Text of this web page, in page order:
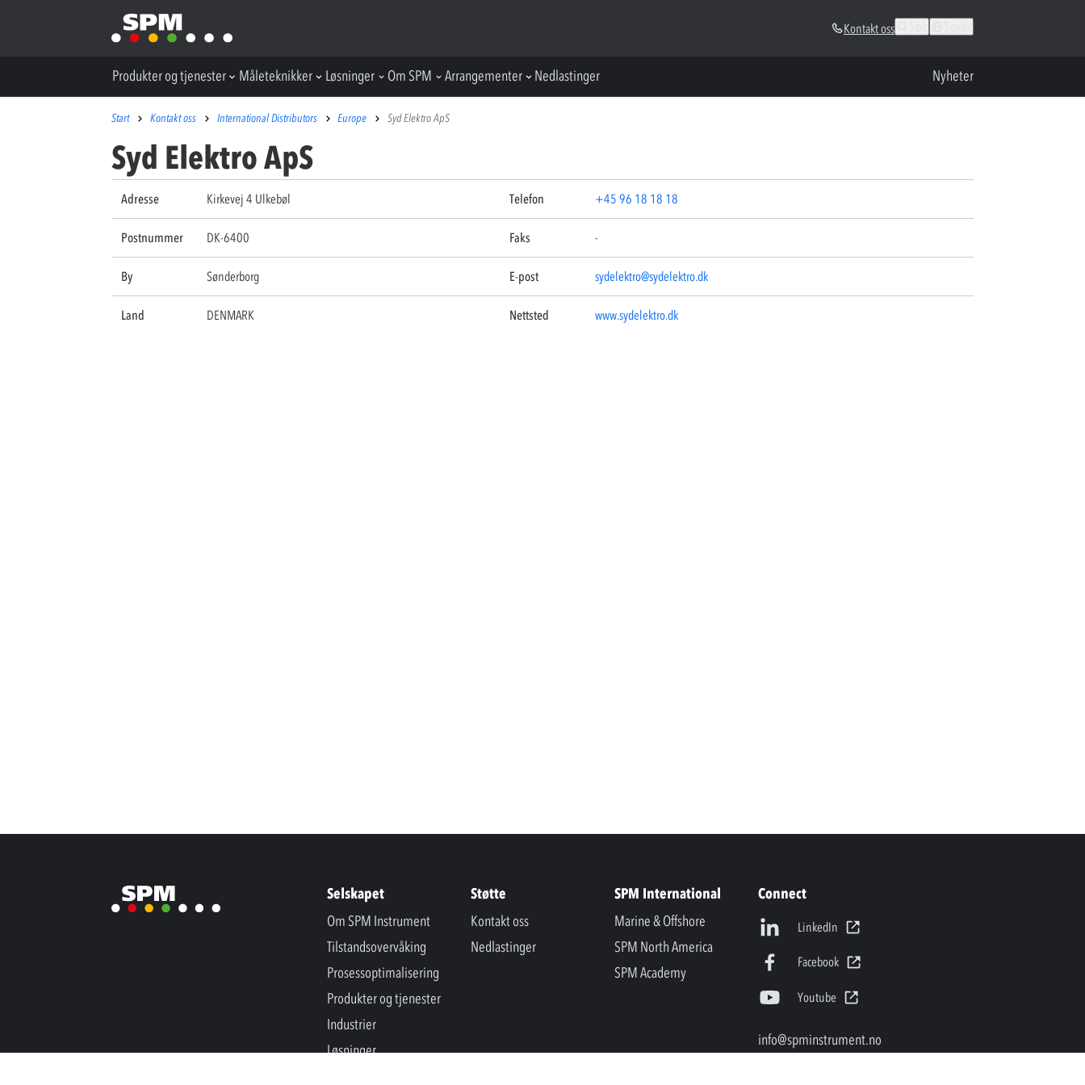
Kontakt oss
Produkter og tjenester Måleteknikker Løsninger Om SPM Arrangementer Nedlastinger Nyheter
Start Kontakt oss International Distributors Europe Syd Elektro ApS
Syd Elektro ApS
Adresse Kirkevej 4 Ulkebøl Telefon +45 96 18 18 18
Postnummer DK-6400 Faks -
By Sønderborg E-post sydelektro@sydelektro.dk
Land DENMARK Nettsted www.sydelektro.dk
Selskapet
Om SPM Instrument
Tilstandsovervåking
Prosessoptimalisering
Produkter og tjenester
Industrier
Løsninger
Støtte
Kontakt oss
Nedlastinger
SPM International
Marine & Offshore
SPM North America
SPM Academy
Connect
LinkedIn
Facebook
Youtube
info@spminstrument.no